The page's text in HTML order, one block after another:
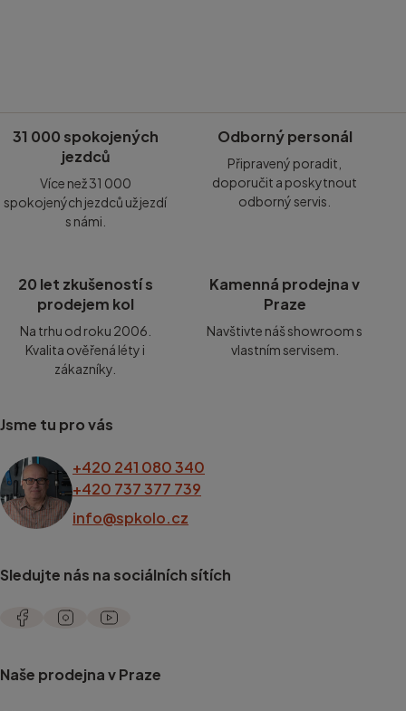
31 000 spokojených
jezdců
Více než 31 000
spokojených jezdců už jezdí
s námi.
Odborný personál
Připravený poradit,
doporučit a poskytnout
odborný servis.
20 let zkušeností s
prodejem kol
Na trhu od roku 2006.
Kvalita ověřená léty i
zákazníky.
Kamenná prodejna v
Praze
Navštivte náš showroom s
vlastním servisem.
Jsme tu pro vás
+420 241 080 340
+420 737 377 739
info@spkolo.cz
Sledujte nás na sociálních sítích
Naše prodejna v Praze